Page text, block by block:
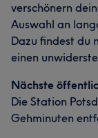
verschönern
Auswahl an
Dazu findest du
einen
Nächste
Die Station
Gehminuten